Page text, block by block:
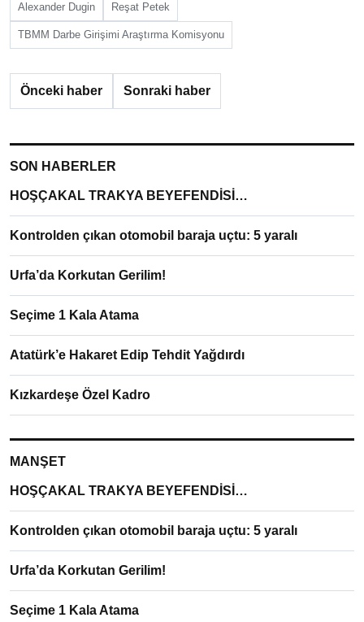
Alexander Dugin Reşat Petek
TBMM Darbe Girişimi Araştırma Komisyonu
Önceki haber Sonraki haber
SON HABERLER
HOŞÇAKAL TRAKYA BEYEFENDİSİ…
Kontrolden çıkan otomobil baraja uçtu: 5 yaralı
Urfa’da Korkutan Gerilim!
Seçime 1 Kala Atama
Atatürk’e Hakaret Edip Tehdit Yağdırdı
Kızkardeşe Özel Kadro
MANŞET
HOŞÇAKAL TRAKYA BEYEFENDİSİ…
Kontrolden çıkan otomobil baraja uçtu: 5 yaralı
Urfa’da Korkutan Gerilim!
Seçime 1 Kala Atama